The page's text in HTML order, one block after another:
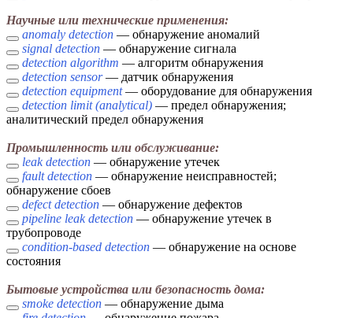
Научные или технические применения:
anomaly detection — обнаружение аномалий
signal detection — обнаружение сигнала
detection algorithm — алгоритм обнаружения
detection sensor— датчик обнаружения
detection equipment— оборудование для обнаружения
detection limit (analytical) — предел обнаружения;
аналитический предел обнаружения
Промышленность или обслуживание:
leak detection — обнаружение утечек
fault detection — обнаружение неисправностей;
обнаружение сбоев
defect detection — обнаружение дефектов
pipeline leak detection — обнаружение утечек в
трубопроводе
condition-based detection — обнаружение на основе
состояния
Бытовые устройства или безопасность дома:
smoke detection — обнаружение дыма